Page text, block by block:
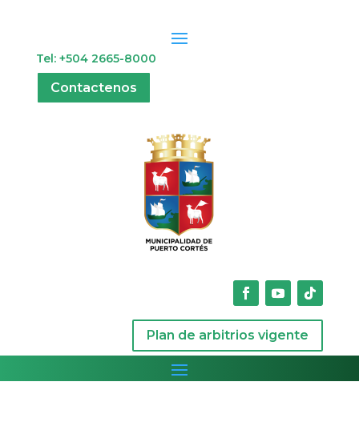
Tel: +504 2665-8000
Contactenos
Plan de arbitrios vigente